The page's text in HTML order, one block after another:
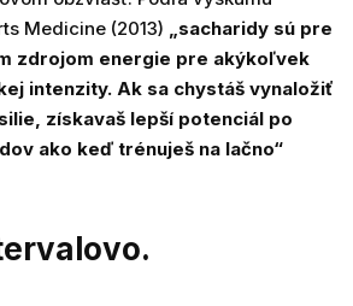
Medicine (2013) „sacharidy sú pre
zdrojom energie pre akýkoľvek
intenzity. Ak sa chystáš vynaložiť
získavaš lepší potenciál po
ako keď trénuješ na lačno“